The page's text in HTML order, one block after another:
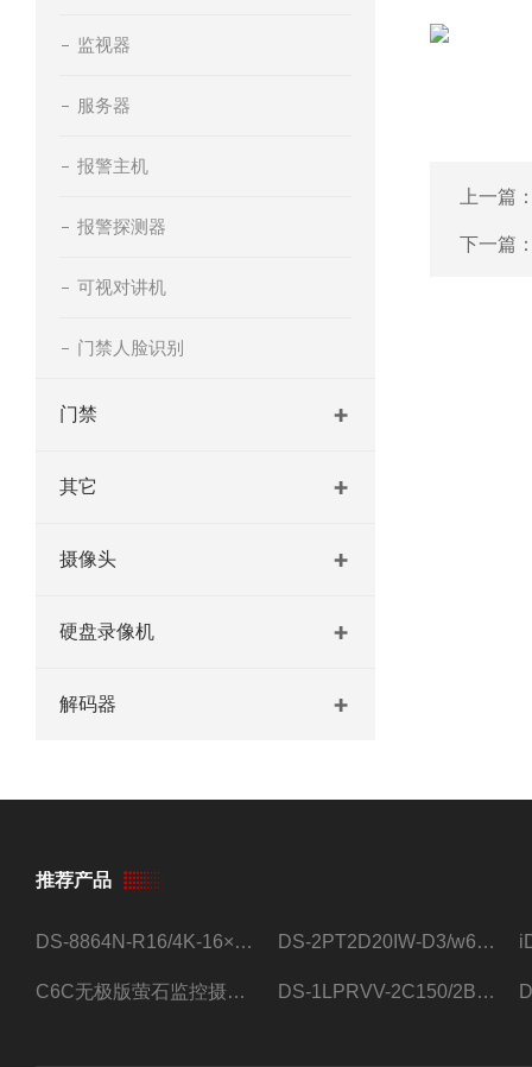
监视器
服务器
报警主机
报警探测器
可视对讲机
门禁人脸识别
门禁
其它
摄像头
硬盘录像机
解码器
上一篇
下一篇
推荐产品
DS-8864N-R16/4K-16×4T/希捷16盘位录像机 DS-2PT2D20IW-D3/w64路高清硬盘录像机
C6C无极版萤石监控摄像头 DS-1LPRVV-2C150/2B监控室外夜视高清电源线护套线200米/卷